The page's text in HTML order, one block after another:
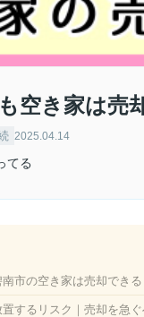
空き家は売
2025.04.14
てる
市の空き家は売却できる
するリスク｜売却を急